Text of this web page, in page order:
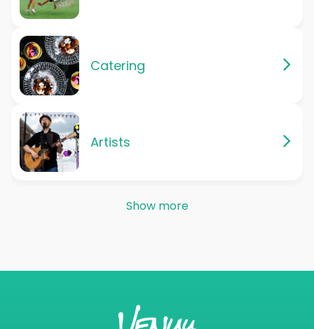
Catering
Artists
Show more